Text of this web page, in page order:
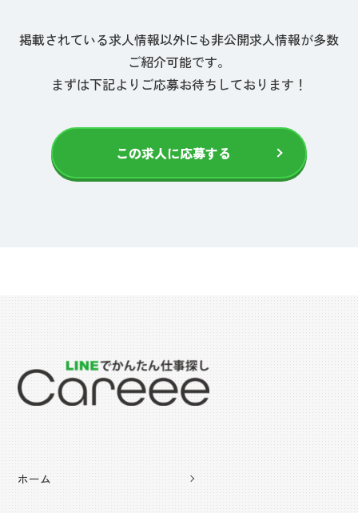
掲載されている求人情報以外にも非公開求人情報が多数
ご紹介可能です。
まずは下記よりご応募お待ちしております！
この求人に応募する
ホーム